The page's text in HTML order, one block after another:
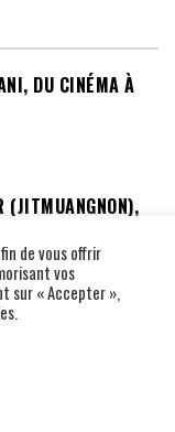
DU CINÉMA À
(JITMUANGNON),
DU
de vous offrir
vos
sur « Accepter »,